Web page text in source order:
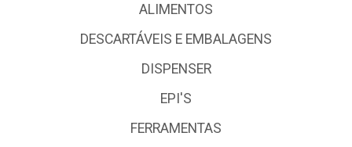
ALIMENTOS
DESCARTÁVEIS E EMBALAGENS
DISPENSER
EPI'S
FERRAMENTAS